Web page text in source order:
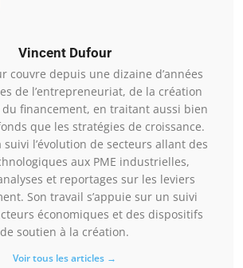
Vincent Dufour
couvre depuis une dizaine d’années
de l’entrepreneuriat, de la création
du financement, en traitant aussi bien
que les stratégies de croissance.
suivi l’évolution de secteurs allant des
aux PME industrielles,
et reportages sur les leviers
Son travail s’appuie sur un suivi
économiques et des dispositifs
de soutien à la création.
Voir tous les articles →